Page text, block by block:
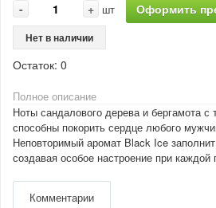
- + шт Оформить
Нет в наличии
Остаток: 0
Полное описание
Ноты сандалового дерева и бергамота с
способны покорить сердце любого
Неповторимый аромат Black Ice
создавая особое настроение при каждой
Комментарии